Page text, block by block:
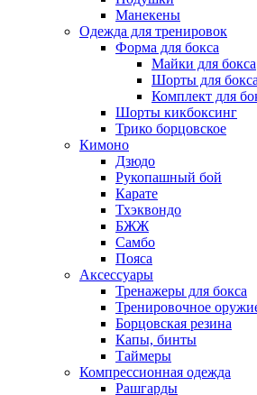
Манекены
Одежда для тренировок
Форма для бокса
Майки для бокса
Шорты для бокса
Комплект для
Шорты кикбоксинг
Трико борцовское
Кимоно
Дзюдо
Рукопашный бой
Карате
Тхэквондо
БЖЖ
Самбо
Пояса
Аксессуары
Тренажеры для бокса
Тренировочное
Борцовская резина
Капы, бинты
Таймеры
Компрессионная одежда
Рашгарды